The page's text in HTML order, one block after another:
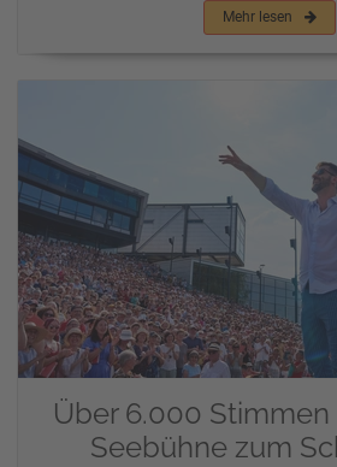
Mehr lesen
Über 6.000
Seebühne zum